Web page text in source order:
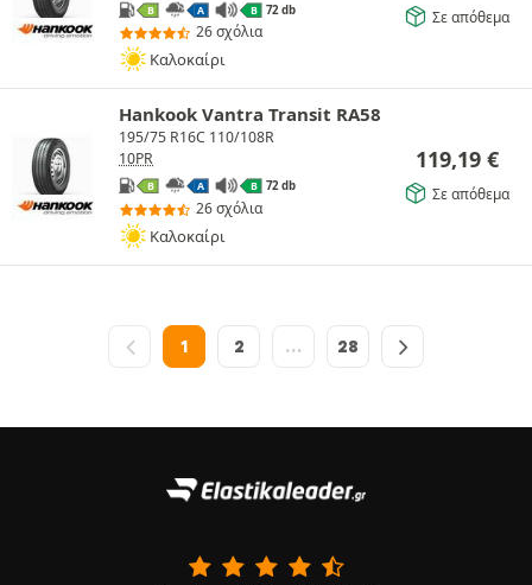
B A B 72 db
26 σχόλια
Καλοκαίρι
Σε απόθεμα
Hankook Vantra Transit RA58
195/75 R16C 110/108R
10PR
B A B 72 db
26 σχόλια
Καλοκαίρι
119,19 €
Σε απόθεμα
1 2 … 28